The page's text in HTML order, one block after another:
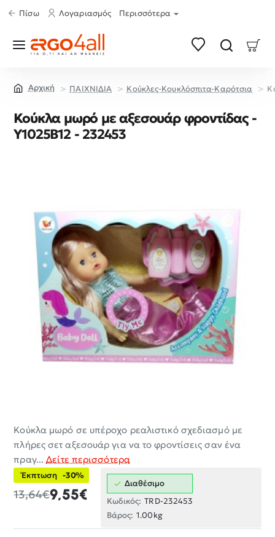
Πίσω Λογαριασμός Περισσότερα
ΠΑΙΧΝΙΔΙΑ Κούκλες-Κουκλόσπιτα-Καρότσια
Κούκλα μωρό με αξεσουάρ φροντίδας -
Y1025B12 - 232453
-30%
Κούκλα μωρό σε υπέροχο ρεαλιστικό σχεδιασμό με
πλήρες σετ αξεσουάρ για να το φροντίσεις σαν ένα
πραγ...Δείτε περισσότερα
Έκπτωση -30%
9,55€
13,64€
Διαθέσιμο
Κωδικός: TRD-232453
Βάρος: 1.00kg